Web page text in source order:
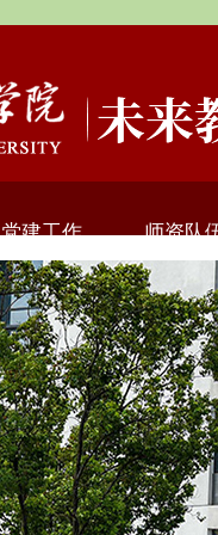
党建工作 师资队